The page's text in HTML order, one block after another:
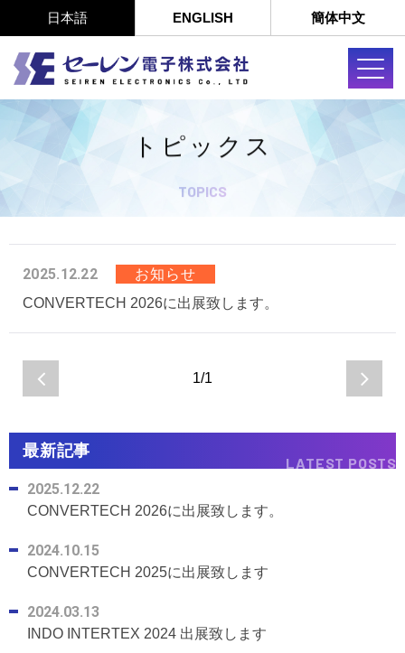
日本語 ENGLISH 簡体中文
トピックス
2025.12.22
お知らせ
CONVERTECH 2026に出展致します。
1/1
最新記事
LATEST POSTS
2025.12.22
CONVERTECH 2026に出展致します。
2024.10.15
CONVERTECH 2025に出展致します
2024.03.13
INDO INTERTEX 2024 出展致します